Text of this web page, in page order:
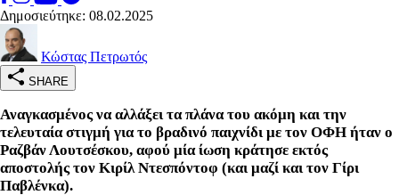
Δημοσιεύτηκε: 08.02.2025
Κώστας Πετρωτός
SHARE
Αναγκασμένος να αλλάξει τα πλάνα του ακόμη και την
τελευταία στιγμή για το βραδινό παιχνίδι με τον ΟΦΗ ήταν ο
Ραζβάν Λουτσέσκου, αφού μία ίωση κράτησε εκτός
αποστολής τον Κιρίλ Ντεσπόντοφ (και μαζί και τον Γίρι
Παβλένκα).